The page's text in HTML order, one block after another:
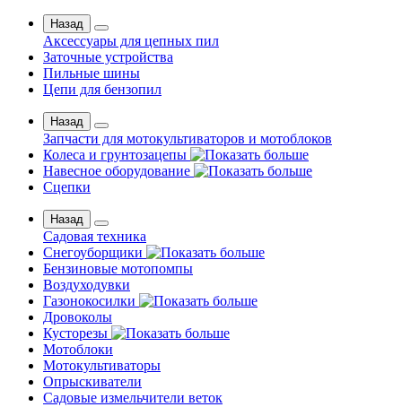
Назад
Аксессуары для цепных пил
Заточные устройства
Пильные шины
Цепи для бензопил
Назад
Запчасти для мотокультиваторов и мотоблоков
Колеса и грунтозацепы
Навесное оборудование
Сцепки
Назад
Садовая техника
Снегоуборщики
Бензиновые мотопомпы
Воздуходувки
Газонокосилки
Дровоколы
Кусторезы
Мотоблоки
Мотокультиваторы
Опрыскиватели
Садовые измельчители веток